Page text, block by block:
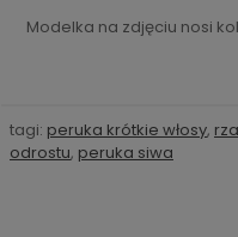
Modelka na zdjęciu nosi
tagi: peruka krótkie włosy,
odrostu, peruka siwa